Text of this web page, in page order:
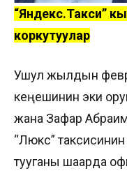
“Яндекс.Такси”
коркутуулар
Ушул жылдын
кеңешинин эки
жана Зафар
“Люкс”
тууганы шаарда